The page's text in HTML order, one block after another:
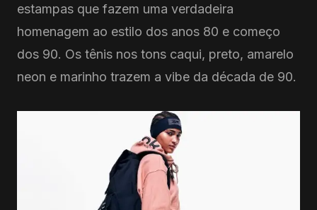
estampas que fazem uma verdadeira
homenagem ao estilo dos anos 80 e começo
dos 90. Os tênis nos tons caqui, preto, amarelo
neon e marinho trazem a vibe da década de 90.